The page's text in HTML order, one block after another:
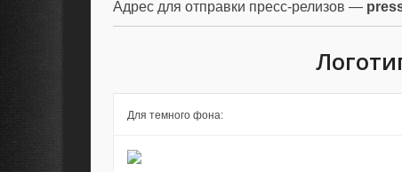
Адрес для отправки пресс-релизов —
Для темного фона: